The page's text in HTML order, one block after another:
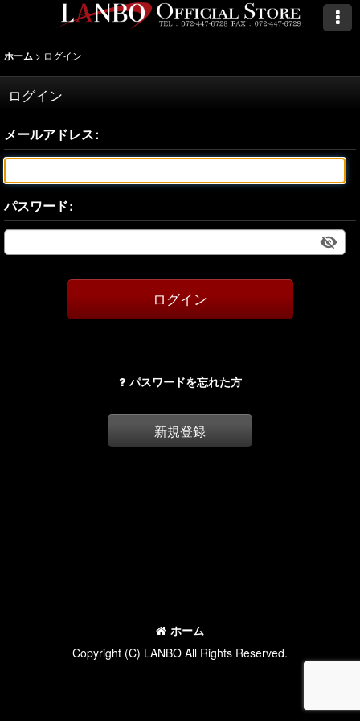
ホーム > ログイン
ログイン
メールアドレス:
パスワード:
ログイン
パスワードを忘れた方
新規登録
ホーム
Copyright (C) LANBO All Rights Reserved.